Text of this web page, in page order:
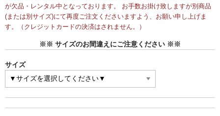
が欠品・レンタル中となっております。 お手数お掛け致しますが別商品
(または別サイズ)にて再度ご注文くださいますよう、お願い申し上げま
す。（クレジットカードの決済はされません。）
※※ サイズのお間違えにご注意ください ※※
サイズ